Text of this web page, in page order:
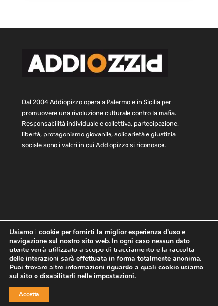
Dal 2004 Addiopizzo opera a Palermo e in Sicilia per
promuovere una rivoluzione culturale contro la mafia.
Responsabilità individuale e collettiva, partecipazione,
libertà, protagonismo giovanile, solidarietà e giustizia
sociale sono i valori in cui Addiopizzo si riconosce.
Home Statuto e bilancio
Contatti
Privacy
Cookie Child Protection Policy
Copyright © 2021 AddioPizzo | Tutti i diritti riservati | Sede
Usiamo i cookie per fornirti la miglior esperienza d'uso e
navigazione sul nostro sito web. In ogni caso nessun dato
utente verrà utilizzato a scopo di tracciamento e la raccolta
delle interazioni sarà effettuata in forma totalmente anonima.
Puoi trovare altre informazioni riguardo a quali cookie usiamo
sul sito o disabilitarli nelle impostazioni.
Accetta